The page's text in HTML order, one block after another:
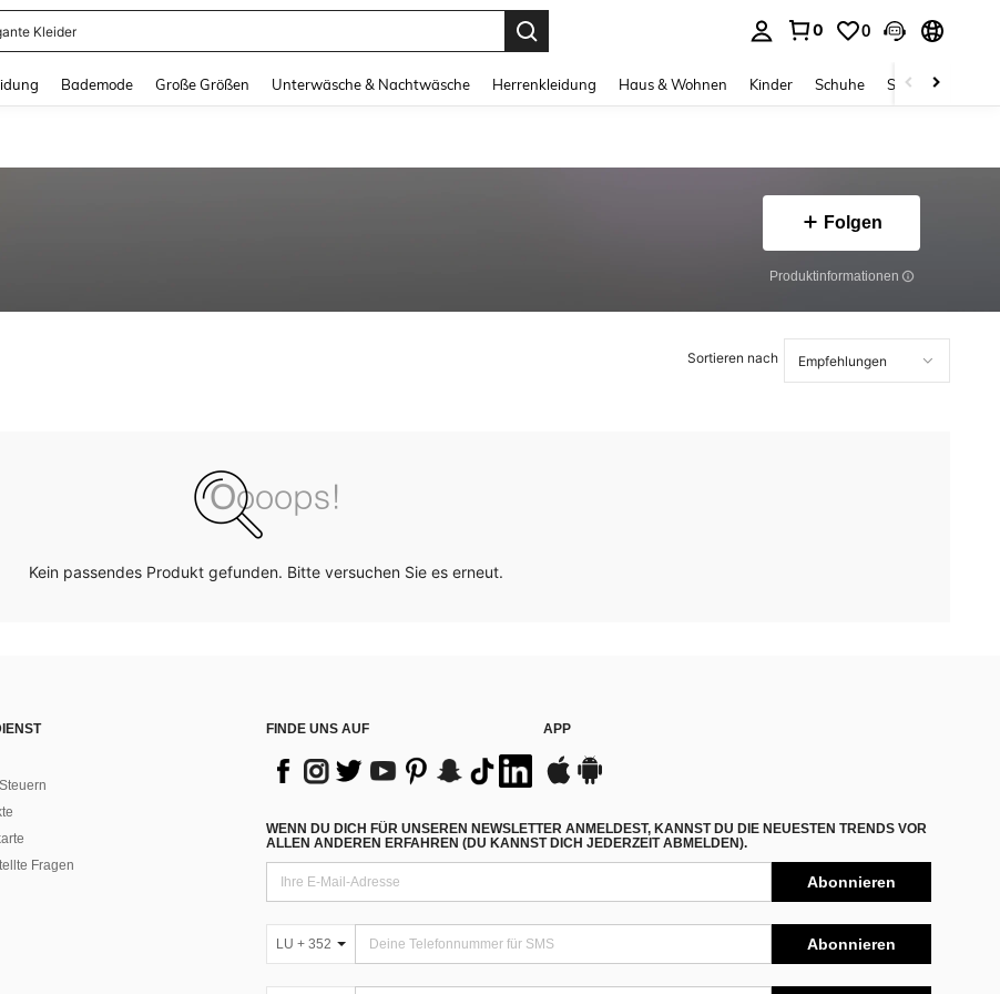
Kleider
0 0
Bademode Große Größen Unterwäsche & Nachtwäsche Herrenkleidung Haus & Wohnen Kinder Schuhe Schmuck &
Folgen
Produktinformationen
Sortieren nach
Kein passendes Produkt gefunden. Bitte versuchen Sie es erneut.
Fragen
FINDE UNS AUF APP
WENN DU DICH FÜR UNSEREN NEWSLETTER ANMELDEST, KANNST DU DIE NEUESTEN TRENDS VOR
ALLEN ANDEREN ERFAHREN (DU KANNST DICH JEDERZEIT ABMELDEN).
Abonnieren
LU + 352 Abonnieren